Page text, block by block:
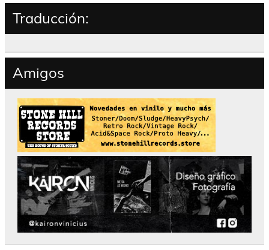
Traducción:
Amigos